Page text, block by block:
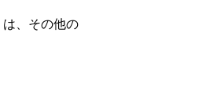
、その他の